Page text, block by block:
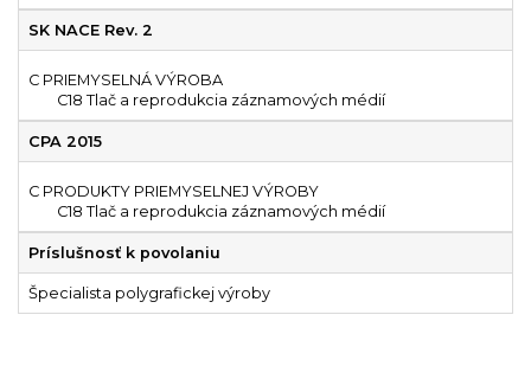
SK NACE Rev. 2
C PRIEMYSELNÁ VÝROBA
C18 Tlač a reprodukcia záznamových médií
CPA 2015
C PRODUKTY PRIEMYSELNEJ VÝROBY
C18 Tlač a reprodukcia záznamových médií
Príslušnosť k povolaniu
Špecialista polygrafickej výroby